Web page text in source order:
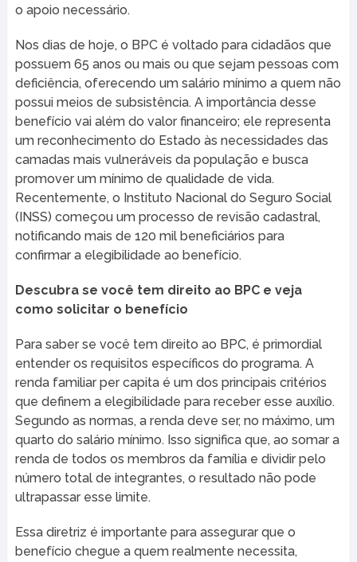
o apoio necessário.
Nos dias de hoje, o BPC é voltado para cidadãos que
possuem 65 anos ou mais ou que sejam pessoas com
deficiência, oferecendo um salário mínimo a quem não
possui meios de subsistência. A importância desse
benefício vai além do valor financeiro; ele representa
um reconhecimento do Estado às necessidades das
camadas mais vulneráveis da população e busca
promover um mínimo de qualidade de vida.
Recentemente, o Instituto Nacional do Seguro Social
(INSS) começou um processo de revisão cadastral,
notificando mais de 120 mil beneficiários para
confirmar a elegibilidade ao benefício.
Descubra se você tem direito ao BPC e veja
como solicitar o benefício
Para saber se você tem direito ao BPC, é primordial
entender os requisitos específicos do programa. A
renda familiar per capita é um dos principais critérios
que definem a elegibilidade para receber esse auxílio.
Segundo as normas, a renda deve ser, no máximo, um
quarto do salário mínimo. Isso significa que, ao somar a
renda de todos os membros da família e dividir pelo
número total de integrantes, o resultado não pode
ultrapassar esse limite.
Essa diretriz é importante para assegurar que o
benefício chegue a quem realmente necessita,